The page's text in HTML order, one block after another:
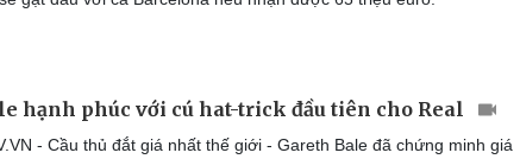
hạnh phúc với cú hat-trick đầu tiên cho Real
- Cầu thủ đắt giá nhất thế giới - Gareth Bale đã chứng minh giá